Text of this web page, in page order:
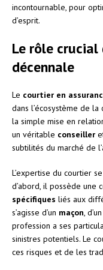
incontournable, pour
d’esprit.
Le rôle
décennale
Le courtier en
dans l’écosystème de
la simple mise en
un véritable conseiller
subtilités du marché de
L’expertise du courtier
d’abord, il possède une
spécifiques liés aux
s’agisse d’un maçon , d’un
profession a ses
sinistres potentiels. Le
ces risques et de les